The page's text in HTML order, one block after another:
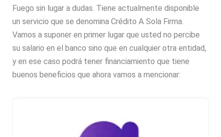
Fuego sin lugar a dudas. Tiene actualmente disponible
un servicio que se denomina Crédito A Sola Firma.
Vamos a suponer en primer lugar que usted no percibe
su salario en el banco sino que en cualquier otra entidad,
y en ese caso podrá tener financiamiento que tiene
buenos beneficios que ahora vamos a mencionar: